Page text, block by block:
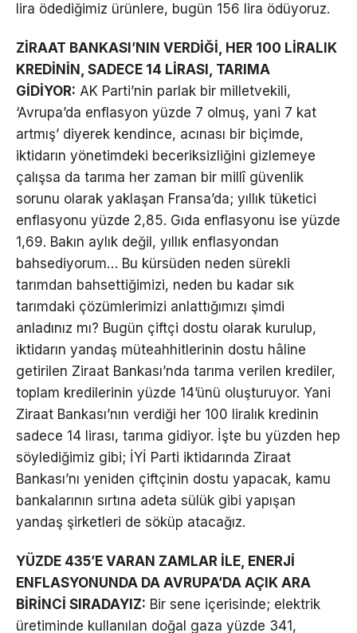
lira ödediğimiz ürünlere, bugün 156 lira ödüyoruz.
ZİRAAT BANKASI’NIN VERDİĞİ, HER 100 LİRALIK
KREDİNİN, SADECE 14 LİRASI, TARIMA
GİDİYOR: AK Parti’nin parlak bir milletvekili,
‘Avrupa’da enflasyon yüzde 7 olmuş, yani 7 kat
artmış’ diyerek kendince, acınası bir biçimde,
iktidarın yönetimdeki beceriksizliğini gizlemeye
çalışsa da tarıma her zaman bir millî güvenlik
sorunu olarak yaklaşan Fransa’da; yıllık tüketici
enflasyonu yüzde 2,85. Gıda enflasyonu ise yüzde
1,69. Bakın aylık değil, yıllık enflasyondan
bahsediyorum… Bu kürsüden neden sürekli
tarımdan bahsettiğimizi, neden bu kadar sık
tarımdaki çözümlerimizi anlattığımızı şimdi
anladınız mı? Bugün çiftçi dostu olarak kurulup,
iktidarın yandaş müteahhitlerinin dostu hâline
getirilen Ziraat Bankası’nda tarıma verilen krediler,
toplam kredilerinin yüzde 14’ünü oluşturuyor. Yani
Ziraat Bankası’nın verdiği her 100 liralık kredinin
sadece 14 lirası, tarıma gidiyor. İşte bu yüzden hep
söylediğimiz gibi; İYİ Parti iktidarında Ziraat
Bankası’nı yeniden çiftçinin dostu yapacak, kamu
bankalarının sırtına adeta sülük gibi yapışan
yandaş şirketleri de söküp atacağız.
YÜZDE 435’E VARAN ZAMLAR İLE, ENERJİ
ENFLASYONUNDA DA AVRUPA’DA AÇIK ARA
BİRİNCİ SIRADAYIZ: Bir sene içerisinde; elektrik
üretiminde kullanılan doğal gaza yüzde 341,